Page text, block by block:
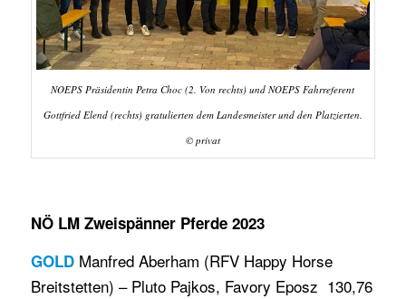
NOEPS Präsidentin Petra Choc (2. Von rechts) und NOEPS Fahrreferent
Gottfried Elend (rechts) gratulierten dem Landesmeister und den Platzierten.
© privat
NÖ LM Zweispänner Pferde 2023
GOLD Manfred Aberham (RFV Happy Horse
Breitstetten) – Pluto Pajkos, Favory Eposz 130,76